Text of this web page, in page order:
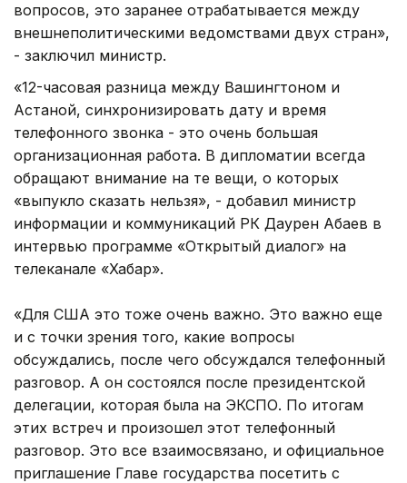
вопросов, это заранее отрабатывается между
внешнеполитическими ведомствами двух стран»,
- заключил министр.
«12-часовая разница между Вашингтоном и
Астаной, синхронизировать дату и время
телефонного звонка - это очень большая
организационная работа. В дипломатии всегда
обращают внимание на те вещи, о которых
«выпукло сказать нельзя», - добавил министр
информации и коммуникаций РК Даурен Абаев в
интервью программе «Открытый диалог» на
телеканале «Хабар».
«Для США это тоже очень важно. Это важно еще
и с точки зрения того, какие вопросы
обсуждались, после чего обсуждался телефонный
разговор. А он состоялся после президентской
делегации, которая была на ЭКСПО. По итогам
этих встреч и произошел этот телефонный
разговор. Это все взаимосвязано, и официальное
приглашение Главе государства посетить с